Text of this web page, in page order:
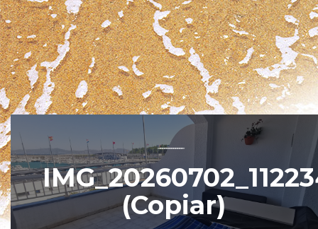
––––––––––––
(Copiar)